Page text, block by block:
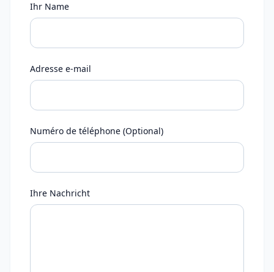
Ihr Name
Adresse e-mail
Numéro de téléphone (Optional)
Ihre Nachricht